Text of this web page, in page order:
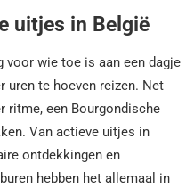
uitjes in België
voor wie toe is aan een dagje
uren te hoeven reizen. Net
ritme, een Bourgondische
Van actieve uitjes in
ontdekkingen en
hebben het allemaal in